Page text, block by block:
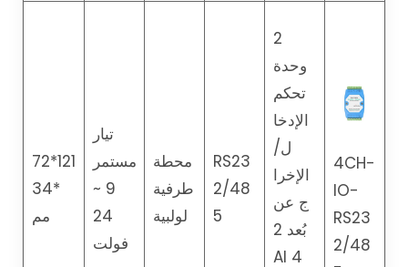
4CH-
IO-
RS23
2/48
2
وحدة
تحكم
الإدخا
ل/
الإخرا
ج عن
بُعد 2
AI 4
RS23
2/48
5
محطة
طرفية
لولبية
تيار
مستمر
9 ~
24
فولت
121*72
*34
مم